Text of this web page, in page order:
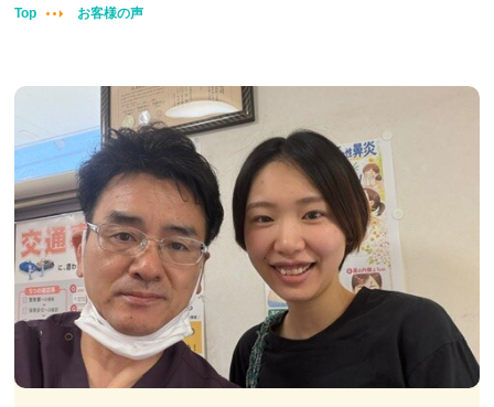
交通事故治療
腰痛・膝痛
鍼・灸・小児鍼
冷え性改善
特殊電気施術
訪問鍼灸
Top お客様の声